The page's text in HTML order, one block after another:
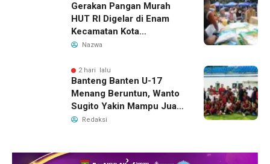
Gerakan Pangan Murah
HUT RI Digelar di Enam
Kecamatan Kota
Tangerang, Catat
Nazwa
2 hari lalu
Banteng Banten U-17
Menang Beruntun, Wanto
Sugito Yakin Mampu Juara
Soekarno Cup 2026
Redaksi